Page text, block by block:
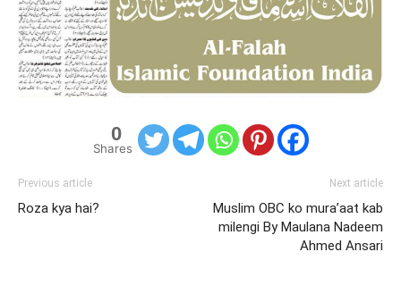
0
Shares
Previous article
Roza kya hai?
Next article
Muslim OBC ko mura’aat kab
milengi By Maulana Nadeem
Ahmed Ansari